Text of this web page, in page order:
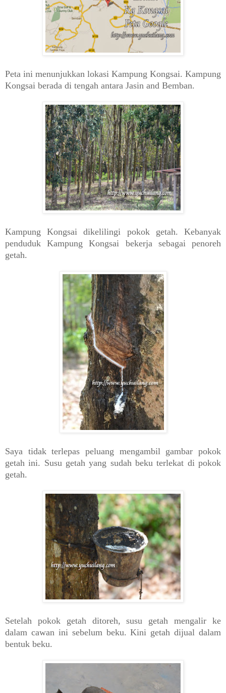
Peta ini menunjukkan lokasi Kampung Kongsai. Kampung
Kongsai berada di tengah antara Jasin and Bemban.
Kampung Kongsai dikelilingi pokok getah. Kebanyak
penduduk Kampung Kongsai bekerja sebagai penoreh
getah.
Saya tidak terlepas peluang mengambil gambar pokok
getah ini. Susu getah yang sudah beku terlekat di pokok
getah.
Setelah pokok getah ditoreh, susu getah mengalir ke
dalam cawan ini sebelum beku. Kini getah dijual dalam
bentuk beku.